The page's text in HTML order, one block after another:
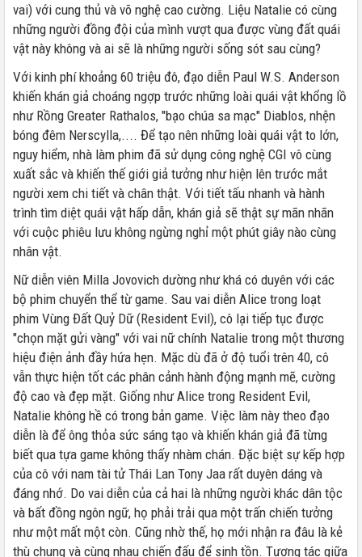
vai) với cung thủ và võ nghệ cao cường. Liệu Natalie có cùng
những người đồng đội của mình vượt qua được vùng đất quái
vật này không và ai sẽ là những người sống sót sau cùng?
Với kinh phí khoảng 60 triệu đô, đạo diễn Paul W.S. Anderson
khiến khán giả choáng ngợp trước những loài quái vật khổng lồ
như Rồng Greater Rathalos, "bạo chúa sa mạc" Diablos, nhện
bóng đêm Nerscylla,.... Để tạo nên những loài quái vật to lớn,
nguy hiểm, nhà làm phim đã sử dụng công nghệ CGI vô cùng
xuất sắc và khiến thế giới giả tưởng như hiện lên trước mắt
người xem chi tiết và chân thật. Với tiết tấu nhanh và hành
trình tìm diệt quái vật hấp dẫn, khán giả sẽ thật sự mãn nhãn
với cuộc phiêu lưu không ngừng nghỉ một phút giây nào cùng
nhân vật.
Nữ diễn viên Milla Jovovich dường như khá có duyên với các
bộ phim chuyển thể từ game. Sau vai diễn Alice trong loạt
phim Vùng Đất Quỷ Dữ (Resident Evil), cô lại tiếp tục được
"chọn mặt gửi vàng" với vai nữ chính Natalie trong một thương
hiệu điện ảnh đầy hứa hẹn. Mặc dù đã ở độ tuổi trên 40, cô
vẫn thực hiện tốt các phân cảnh hành động mạnh mẽ, cường
độ cao và đẹp mặt. Giống như Alice trong Resident Evil,
Natalie không hề có trong bản game. Việc làm này theo đạo
diễn là để ông thỏa sức sáng tạo và khiến khán giả đã từng
biết qua tựa game không thấy nhàm chán. Đặc biệt sự kếp hợp
của cô với nam tài tử Thái Lan Tony Jaa rất duyên dáng và
đáng nhớ. Do vai diễn của cả hai là những người khác dân tộc
và bất đồng ngôn ngữ, họ phải trải qua một trấn chiến tưởng
như một mất một còn. Cũng nhờ thế, họ mới nhận ra đâu là kẻ
thù chung và cùng nhau chiến đấu để sinh tồn. Tương tác giữa